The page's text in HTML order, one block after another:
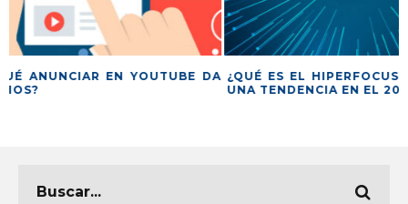
¿QUÉ ES EL HIPERFOCUS Y PORQUE ES
UNA TENDENCIA EN EL 2021?
6 PASOS PARA